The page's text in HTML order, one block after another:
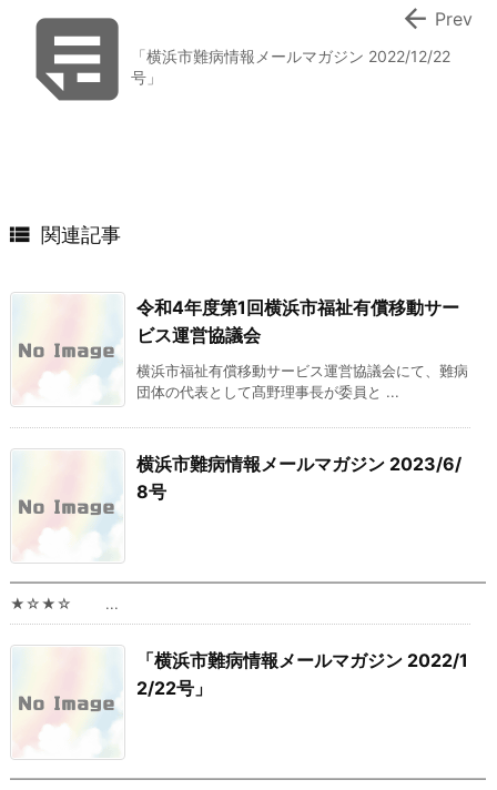
 「横浜市難病情報メールマガジン 2022/12/22
号」
 Prev
 関連記事
令和4年度第1回横浜市福祉有償移動サー
ビス運営協議会
横浜市福祉有償移動サービス運営協議会にて、難病
団体の代表として髙野理事長が委員と ...
横浜市難病情報メールマガジン 2023/6/
8号
━━━━━━━━━━━━━━━━━━━━━━━━━━━━━━━━━
★☆★☆ ...
「横浜市難病情報メールマガジン 2022/1
2/22号」
━━━━━━━━━━━━━━━━━━━━━━━━━━━━━━━━━